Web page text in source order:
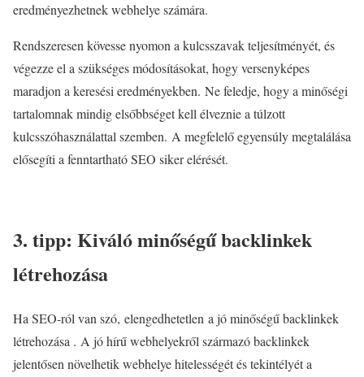
eredményezhetnek webhelye számára.
Rendszeresen kövesse nyomon a kulcsszavak teljesítményét, és
végezze el a szükséges módosításokat, hogy versenyképes
maradjon a keresési eredményekben. Ne feledje, hogy a minőségi
tartalomnak mindig elsőbbséget kell élveznie a túlzott
kulcsszóhasználattal szemben. A megfelelő egyensúly megtalálása
elősegíti a fenntartható SEO siker elérését.
3. tipp: Kiváló minőségű backlinkek
létrehozása
Ha SEO-ról van szó, elengedhetetlen a jó minőségű backlinkek
létrehozása . A jó hírű webhelyekről származó backlinkek
jelentősen növelhetik webhelye hitelességét és tekintélyét a